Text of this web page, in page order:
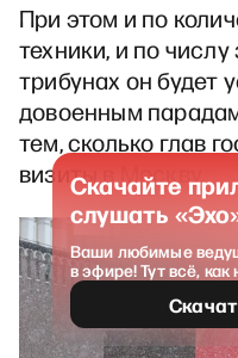
При этом и по
техники, и по
трибунах он будет
довоенным
тем, сколько глав
визиты в Москву.
Скачайте
слушать
Ваши любимые
в эфире! Тут всё,